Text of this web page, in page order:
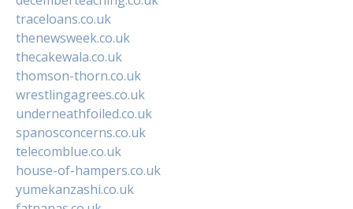
traceloans.co.uk
thenewsweek.co.uk
thecakewala.co.uk
thomson-thorn.co.uk
wrestlingagrees.co.uk
underneathfoiled.co.uk
spanosconcerns.co.uk
telecomblue.co.uk
house-of-hampers.co.uk
yumekanzashi.co.uk